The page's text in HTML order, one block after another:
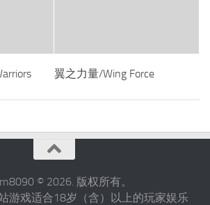
翼之力量/Wing Force
© 2026. 版权所有。
游戏适合18岁（含）以上的玩家娱乐